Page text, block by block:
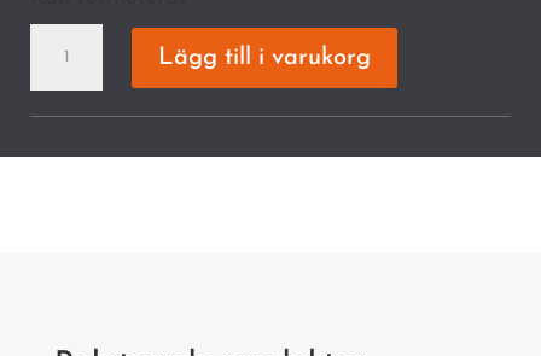
rc-
e
Lägg till i varukorg